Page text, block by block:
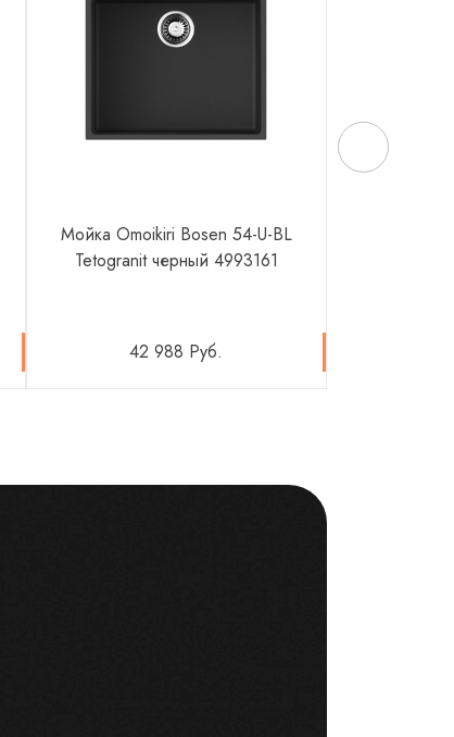
Мойка Omoikiri Bosen 54-U-BL
Tetogranit черный 4993161
42 988 Руб.